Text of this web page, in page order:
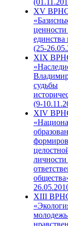
XV
единства
(25-
XIX
судьбы
(9-
XIV
XIII